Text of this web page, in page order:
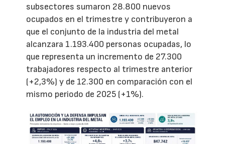
subsectores sumaron 28.800 nuevos
ocupados en el trimestre y contribuyeron a
que el conjunto de la industria del metal
alcanzara 1.193.400 personas ocupadas, lo
que representa un incremento de 27.300
trabajadores respecto al trimestre anterior
(+2,3%) y de 12.300 en comparación con el
mismo periodo de 2025 (+1%).